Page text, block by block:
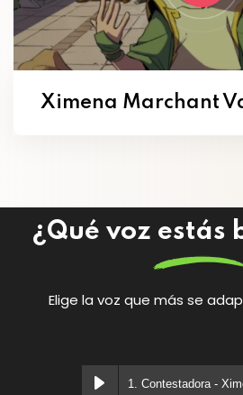
Ximena Marchant
¿Qué voz estás
Elige la voz que más se
1. Contestadora -